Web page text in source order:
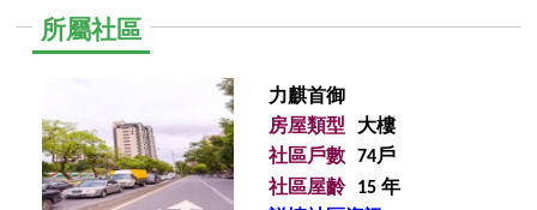
所屬社區
力麒首御
房屋類型
大樓
社區戶數
74戶
社區屋齡
15 年